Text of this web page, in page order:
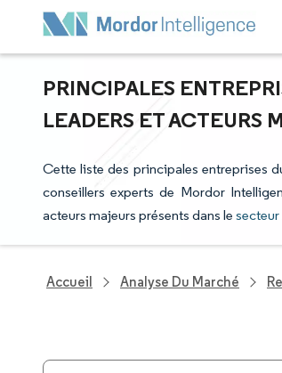
PRINCIPALES
LEADERS ET ACTEURS
Cette liste des principales entreprises
conseillers experts de Mordor
acteurs majeurs présents dans le
Accueil Analyse Du Marché